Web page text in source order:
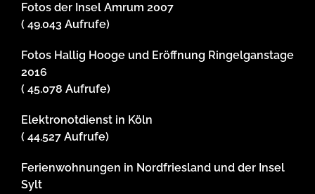
Fotos der Insel Amrum 2007
( 49.043 Aufrufe)
Fotos Hallig Hooge und Eröffnung Ringelganstage
2016
( 45.078 Aufrufe)
Elektronotdienst in Köln
( 44.527 Aufrufe)
Ferienwohnungen in Nordfriesland und der Insel
Sylt